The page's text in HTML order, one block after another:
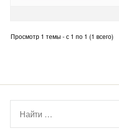
Просмотр 1 темы - с 1 по 1 (1 всего)